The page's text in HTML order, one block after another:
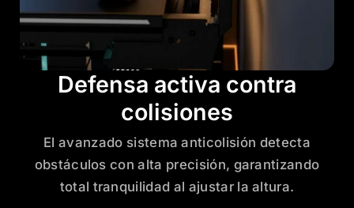
Defensa activa contra
colisiones
El avanzado sistema anticolisión detecta
obstáculos con alta precisión, garantizando
total tranquilidad al ajustar la altura.